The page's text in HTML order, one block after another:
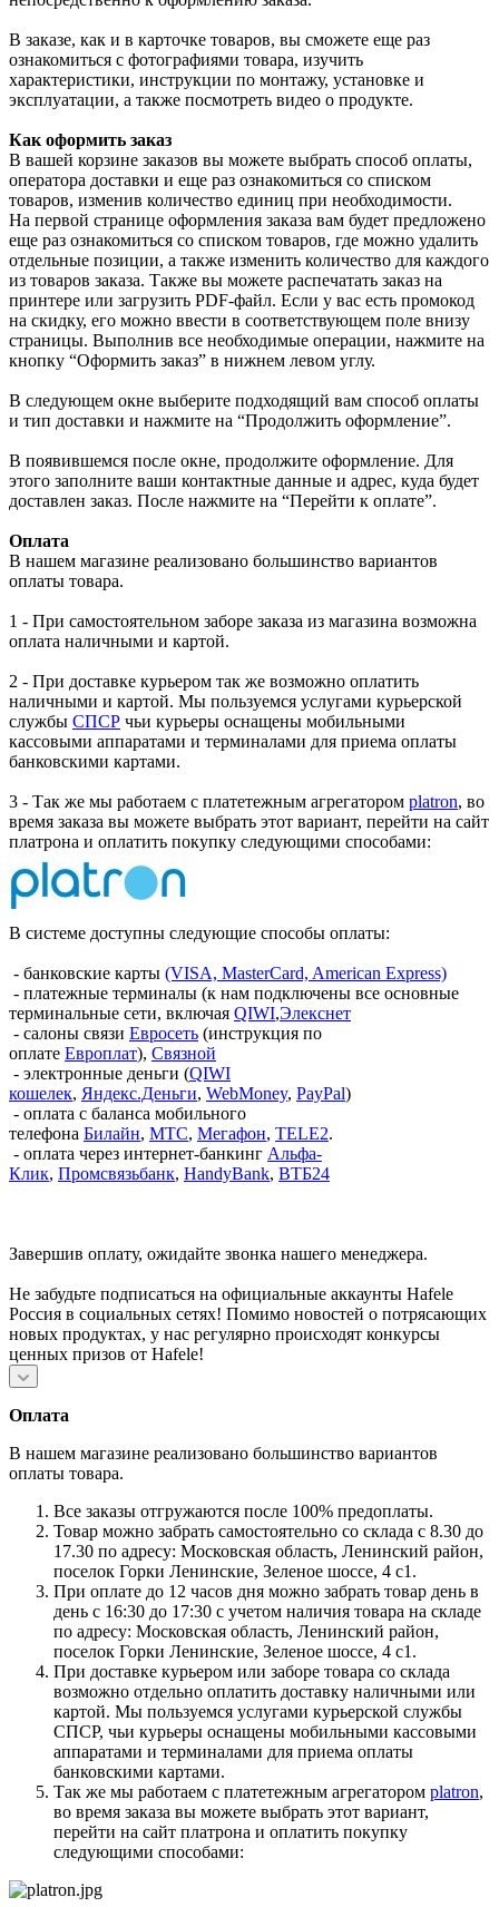
В заказе, как и в карточке товаров, вы сможете еще раз
ознакомиться с фотографиями товара, изучить
характеристики, инструкции по монтажу, установке и
эксплуатации, а также посмотреть видео о продукте.
Как оформить заказ
В вашей корзине заказов вы можете выбрать способ оплаты,
оператора доставки и еще раз ознакомиться со списком
товаров, изменив количество единиц при необходимости.
На первой странице оформления заказа вам будет предложено
еще раз ознакомиться со списком товаров, где можно удалить
отдельные позиции, а также изменить количество для каждого
из товаров заказа. Также вы можете распечатать заказ на
принтере или загрузить PDF-файл. Если у вас есть промокод
на скидку, его можно ввести в соответствующем поле внизу
страницы. Выполнив все необходимые операции, нажмите на
кнопку “Оформить заказ” в нижнем левом углу.
В следующем окне выберите подходящий вам способ оплаты
и тип доставки и нажмите на “Продолжить оформление”.
В появившемся после окне, продолжите оформление. Для
этого заполните ваши контактные данные и адрес, куда будет
доставлен заказ. После нажмите на “Перейти к оплате”.
Оплата
В нашем магазине реализовано большинство вариантов
оплаты товара.
1 - При самостоятельном заборе заказа из магазина возможна
оплата наличными и картой.
2 - При доставке курьером так же возможно оплатить
наличными и картой. Мы пользуемся услугами курьерской
службы СПСР чьи курьеры оснащены мобильными
кассовыми аппаратами и терминалами для приема оплаты
банковскими картами.
3 - Так же мы работаем с платетежным агрегатором platron, во
время заказа вы можете выбрать этот вариант, перейти на сайт
платрона и оплатить покупку следующими способами:
В системе доступны следующие способы оплаты:
- банковские карты (VISA, MasterCard, American Express)
- платежные терминалы (к нам подключены все основные
терминальные сети, включая QIWI,Элекснет
- салоны связи Евросеть (инструкция по
оплате Европлат), Связной
- электронные деньги (QIWI
кошелек, Яндекс.Деньги, WebMoney, PayPal)
- оплата с баланса мобильного
телефона Билайн, МТС, Мегафон, TELE2.
- оплата через интернет-банкинг Альфа-
Клик, Промсвязьбанк, HandyBank, ВТБ24
Завершив оплату, ожидайте звонка нашего менеджера.
Не забудьте подписаться на официальные аккаунты Hafele
Россия в социальных сетях! Помимо новостей о потрясающих
новых продуктах, у нас регулярно происходят конкурсы
ценных призов от Hafele!
Оплата
В нашем магазине реализовано большинство вариантов
оплаты товара.
Все заказы отгружаются после 100% предоплаты.
Товар можно забрать самостоятельно со склада с 8.30 до
17.30 по адресу: Московская область, Ленинский район,
поселок Горки Ленинские, Зеленое шоссе, 4 с1.
При оплате до 12 часов дня можно забрать товар день в
день с 16:30 до 17:30 с учетом наличия товара на складе
по адресу: Московская область, Ленинский район,
поселок Горки Ленинские, Зеленое шоссе, 4 с1.
При доставке курьером или заборе товара со склада
возможно отдельно оплатить доставку наличными или
картой. Мы пользуемся услугами курьерской службы
СПСР, чьи курьеры оснащены мобильными кассовыми
аппаратами и терминалами для приема оплаты
банковскими картами.
Так же мы работаем с платетежным агрегатором platron,
во время заказа вы можете выбрать этот вариант,
перейти на сайт платрона и оплатить покупку
следующими способами: